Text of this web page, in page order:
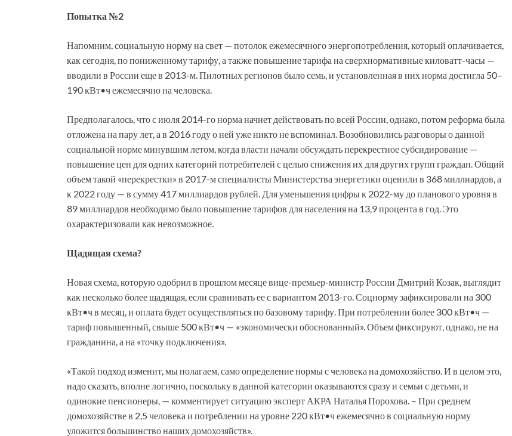
Попытка №2
Напомним, социальную норму на свет — потолок ежемесячного энергопотребления, который оплачивается,
как сегодня, по пониженному тарифу, а также повышение тарифа на сверхнормативные киловатт-часы —
вводили в России еще в 2013-м. Пилотных регионов было семь, и установленная в них норма достигла 50–
190 кВт•ч ежемесячно на человека.
Предполагалось, что с июля 2014-го норма начнет действовать по всей России, однако, потом реформа была
отложена на пару лет, а в 2016 году о ней уже никто не вспоминал. Возобновились разговоры о данной
социальной норме минувшим летом, когда власти начали обсуждать перекрестное субсидирование —
повышение цен для одних категорий потребителей с целью снижения их для других групп граждан. Общий
объем такой «перекрестки» в 2017-м специалисты Министерства энергетики оценили в 368 миллиардов, а
к 2022 году — в сумму 417 миллиардов рублей. Для уменьшения цифры к 2022-му до планового уровня в
89 миллиардов необходимо было повышение тарифов для населения на 13,9 процента в год. Это
охарактеризовали как невозможное.
Щадящая схема?
Новая схема, которую одобрил в прошлом месяце вице-премьер-министр России Дмитрий Козак, выглядит
как несколько более щадящая, если сравнивать ее с вариантом 2013-го. Соцнорму зафиксировали на 300
кВт•ч в месяц, и оплата будет осуществляться по базовому тарифу. При потреблении более 300 кВт•ч —
тариф повышенный, свыше 500 кВт•ч — «экономически обоснованный». Объем фиксируют, однако, не на
гражданина, а на «точку подключения».
«Такой подход изменит, мы полагаем, само определение нормы с человека на домохозяйство. И в целом это,
надо сказать, вполне логично, поскольку в данной категории оказываются сразу и семьи с детьми, и
одинокие пенсионеры, — комментирует ситуацию эксперт АКРА Наталья Порохова. – При среднем
домохозяйстве в 2,5 человека и потреблении на уровне 220 кВт•ч ежемесячно в социальную норму
уложится большинство наших домохозяйств».